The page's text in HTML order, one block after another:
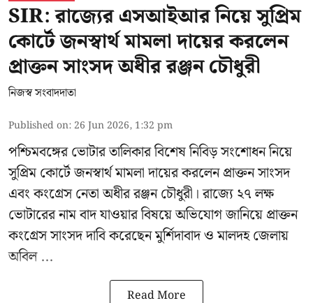
SIR: রাজ্যের এসআইআর নিয়ে সুপ্রিম
কোর্টে জনস্বার্থ মামলা দায়ের করলেন
প্রাক্তন সাংসদ অধীর রঞ্জন চৌধুরী
নিজস্ব সংবাদদাতা
Published on: 26 Jun 2026, 1:32 pm
পশ্চিমবঙ্গেরভোটার তালিকার বিশেষ নিবিড় সংশোধননিয়ে
সুপ্রিম কোর্টে জনস্বার্থ মামলা দায়ের করলেন প্রাক্তন সাংসদ
এবংকংগ্রেস নেতা অধীর রঞ্জন চৌধুরী । রাজ্যে ২৭ লক্ষ
ভোটারের নাম বাদ যাওয়ার বিষয়ে অভিযোগ জানিয়ে প্রাক্তন
কংগ্রেস সাংসদ দাবি করেছেন মুর্শিদাবাদ ও মালদহ জেলায়
অবিল ...
Read More